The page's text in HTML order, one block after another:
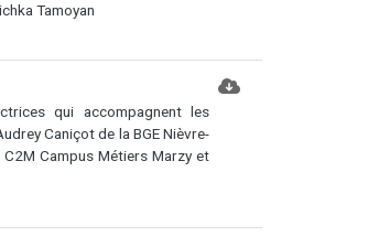
Tamoyan
qui accompagnent les
Caniçot de la BGE Nièvre-
C2M Campus Métiers Marzy et